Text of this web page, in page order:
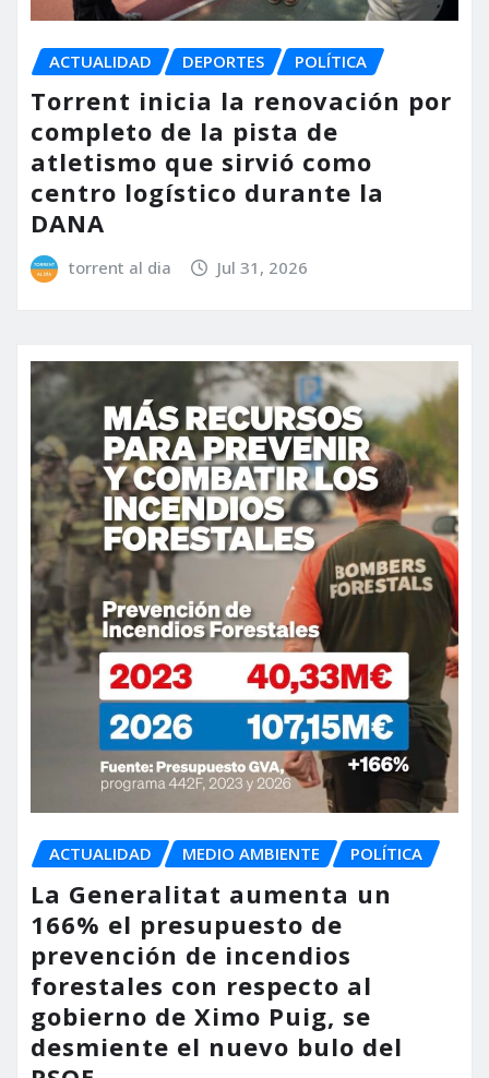
ACTUALIDAD DEPORTES POLÍTICA
Torrent inicia la renovación por
completo de la pista de
atletismo que sirvió como
centro logístico durante la
DANA
torrent al dia Jul 31, 2026
ACTUALIDAD MEDIO AMBIENTE POLÍTICA
La Generalitat aumenta un
166% el presupuesto de
prevención de incendios
forestales con respecto al
gobierno de Ximo Puig, se
desmiente el nuevo bulo del